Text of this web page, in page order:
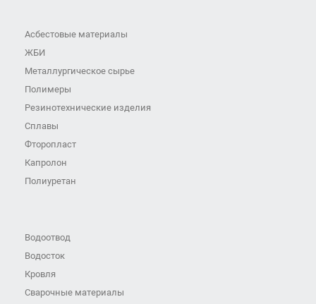
Асбестовые материалы
ЖБИ
Металлургическое сырье
Полимеры
Резинотехнические изделия
Сплавы
Фторопласт
Капролон
Полиуретан
Водоотвод
Водосток
Кровля
Сварочные материалы